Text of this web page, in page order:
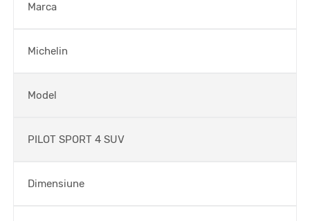
Marca
Michelin
Model
PILOT SPORT 4 SUV
Dimensiune